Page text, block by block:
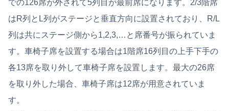
での126席が外されて5列目が最前席になります。2/3階席
はR列とL列がステージと垂直方向に設置されており、R/L
列は共にステージ側から1,2,3,…と席番号が振られていま
す。車椅子席を設置する場合は1階席16列目の上手下手の
各13席を取り外して車椅子席を設置します。最大の26席
を取り外した場合、車椅子席は12席が用意されていま
す。